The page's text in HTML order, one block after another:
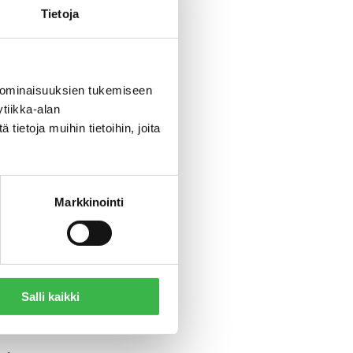
Tietoja
tukemiseen
alan
tietoja muihin tietoihin, joita
Markkinointi
Salli kaikki